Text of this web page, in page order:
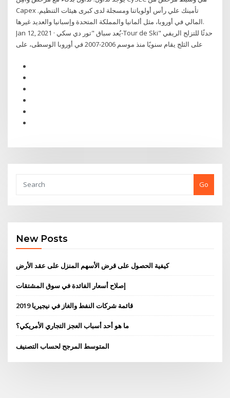
Capex .تأمينك علي رأس أولوياتنا ومسجلة لدى كبرى هيئات التنظيم
المالي في أوروبا، مثل ألمانيا والمملكة المتحدة وإسبانيا والعديد غيرها.
Jan 12, 2021 · يُعد سباق "تور دي سكي-Tour de Ski" حدثًا للتزلج الريفي
على الثلج يقام سنويًا منذ موسم 2006-2007 في أوروبا الوسطى، على
Go
New Posts
كيفية الحصول على قرض الأسهم المنزل على عقد الأرض
إصلاح أسعار الفائدة في سوق المشتقات
قائمة شركات النفط والغاز في نيجيريا 2019
ما هو أحد أسباب العجز التجاري الأمريكي؟
المتوسط ​​المرجح لحساب التصنيف